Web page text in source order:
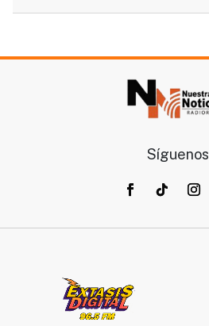
Síguenos